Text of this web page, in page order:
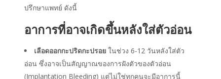
ปรึกษาแพทย์ ดังนี้
อาการที่อาจเกิดขึ้นหลังใส่ตัวอ่อน
เลือดออกกะปริดกะปรอย ในช่วง 6-12 วันหลังใส่ตัว
อ่อน ซึ่งอาจเป็นสัญญาณของการฝังตัวของตัวอ่อน
(Implantation Bleeding) แต่ไม่ใช่ทุกคนจะมีอาการนี้